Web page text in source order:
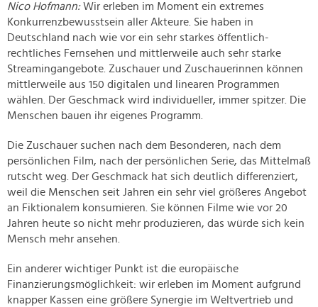
Nico Hofmann:Wir erleben im Moment ein extremes
Konkurrenzbewusstsein aller Akteure. Sie haben in
Deutschland nach wie vor ein sehr starkes öffentlich-
rechtliches Fernsehen und mittlerweile auch sehr starke
Streamingangebote. Zuschauer und Zuschauerinnen können
mittlerweile aus 150 digitalen und linearen Programmen
wählen. Der Geschmack wird individueller, immer spitzer. Die
Menschen bauen ihr eigenes Programm.
Die Zuschauer suchen nach dem Besonderen, nach dem
persönlichen Film, nach der persönlichen Serie, das Mittelmaß
rutscht weg. Der Geschmack hat sich deutlich differenziert,
weil die Menschen seit Jahren ein sehr viel größeres Angebot
an Fiktionalem konsumieren. Sie können Filme wie vor 20
Jahren heute so nicht mehr produzieren, das würde sich kein
Mensch mehr ansehen.
Ein anderer wichtiger Punkt ist die europäische
Finanzierungsmöglichkeit: wir erleben im Moment aufgrund
knapper Kassen eine größere Synergie im Weltvertrieb und